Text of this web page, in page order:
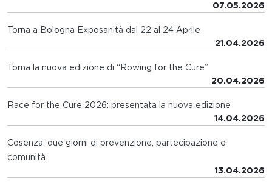
07.05.2026
Torna a Bologna Exposanità dal 22 al 24 Aprile
21.04.2026
Torna la nuova edizione di “Rowing for the Cure”
20.04.2026
Race for the Cure 2026: presentata la nuova edizione
14.04.2026
Cosenza: due giorni di prevenzione, partecipazione e
comunità
13.04.2026